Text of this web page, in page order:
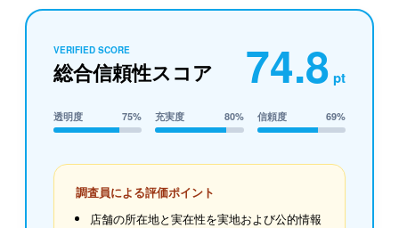
VERIFIED SCORE
総合信頼性スコア 74.8 pt
透明度 75% 充実度 80% 信頼度 69%
調査員による評価ポイント
店舗の所在地と実在性を実地および公的情報